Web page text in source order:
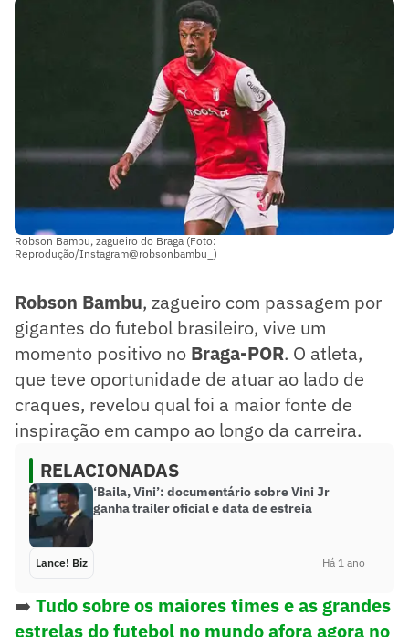
Robson Bambu, zagueiro do Braga (Foto:
Reprodução/Instagram@robsonbambu_)
Robson Bambu, zagueiro com passagem por
gigantes do futebol brasileiro, vive um
momento positivo no Braga-POR. O atleta,
que teve oportunidade de atuar ao lado de
craques, revelou qual foi a maior fonte de
inspiração em campo ao longo da carreira.
RELACIONADAS
‘Baila, Vini’: documentário sobre Vini Jr
ganha trailer oficial e data de estreia
Lance! Biz Há 1 ano
➡️ Tudo sobre os maiores times e as grandes
estrelas do futebol no mundo afora agora no